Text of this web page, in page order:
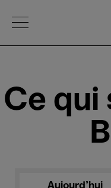
Open Menu
Ce qui
Aujourd'hui